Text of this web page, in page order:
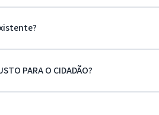
PARA O CIDADÃO?